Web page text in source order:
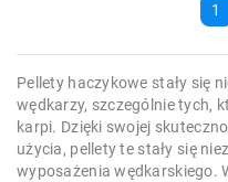
1
Pellety haczykowe stały się
wędkarzy, szczególnie tych,
karpi. Dzięki swojej
użycia, pellety te stały się
wyposażenia wędkarskiego.